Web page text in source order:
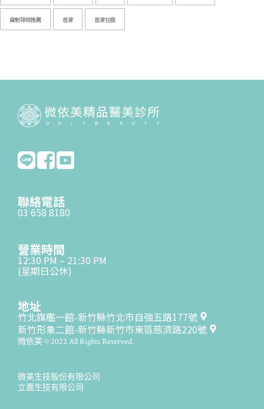
雷射除斑推薦 音波 音波拉提
聯絡電話
03 658 8180
營業時間
12:30 PM – 21:30 PM
(星期日公休)
地址
竹北旗艦一館-新竹縣竹北市自強五路177號
新竹形象二館-新竹縣新竹市東區慈濟路220號
微依美 © 2022 All Rights Reserved.
微美生技股份有限公司
立嘉生技有限公司